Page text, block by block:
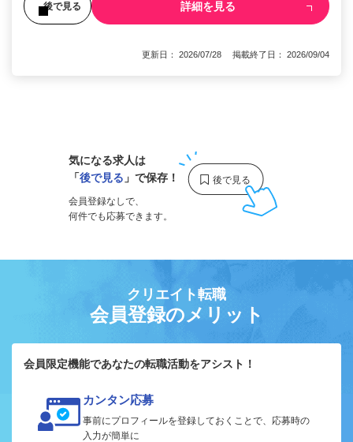
後で見る 詳細を見る
更新日： 2026/07/28 掲載終了日： 2026/09/04
気になる求人は
「後で見る 」で保存！
会員登録なしで、
何件でも応募できます。
クリエイト転職
会員登録のメリット
会員限定機能であなたの転職活動をアシスト！
カンタン応募
事前にプロフィールを登録しておくことで、応募時の
入力が簡単に